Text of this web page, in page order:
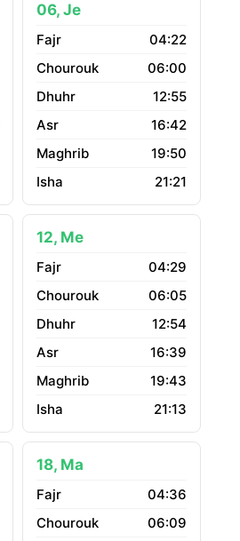
06, Je
04:22
06:00
12:55
16:42
19:50
21:21
12, Me
04:29
06:05
12:54
16:39
19:43
21:13
18, Ma
04:36
06:09